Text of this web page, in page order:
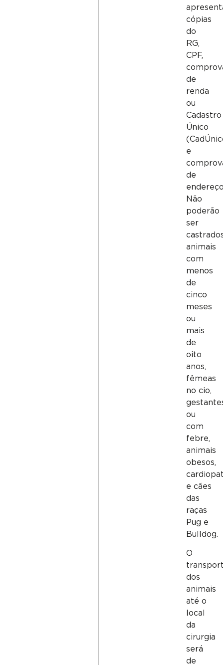
cópias
do
RG,
CPF,
de
renda
ou
Cadastro
Único
e
de
Não
poderão
ser
animais
com
menos
de
cinco
meses
ou
mais
de
oito
anos,
fêmeas
no cio,
ou
com
febre,
animais
obesos,
e cães
das
raças
Pug e
Bulldog.
O
dos
animais
até o
local
da
cirurgia
será
de